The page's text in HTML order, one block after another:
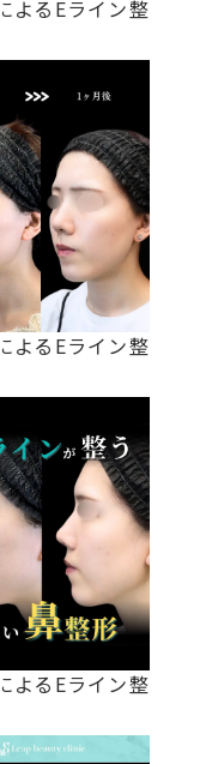
よるEライン整
よるEライン整
よるEライン整